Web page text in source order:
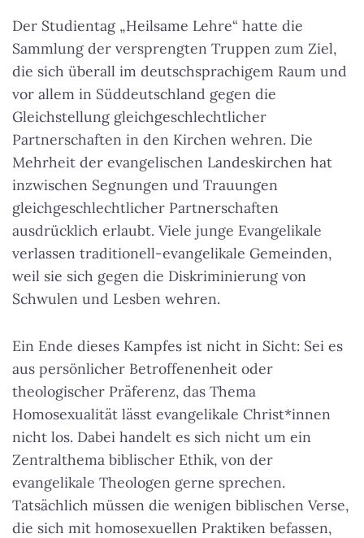
Der Studientag „Heilsame Lehre“ hatte die
Sammlung der versprengten Truppen zum Ziel,
die sich überall im deutschsprachigem Raum und
vor allem in Süddeutschland gegen die
Gleichstellung gleichgeschlechtlicher
Partnerschaften in den Kirchen wehren. Die
Mehrheit der evangelischen Landeskirchen hat
inzwischen Segnungen und Trauungen
gleichgeschlechtlicher Partnerschaften
ausdrücklich erlaubt. Viele junge Evangelikale
verlassen traditionell-evangelikale Gemeinden,
weil sie sich gegen die Diskriminierung von
Schwulen und Lesben wehren.
Ein Ende dieses Kampfes ist nicht in Sicht: Sei es
aus persönlicher Betroffenenheit oder
theologischer Präferenz, das Thema
Homosexualität lässt evangelikale Christ*innen
nicht los. Dabei handelt es sich nicht um ein
Zentralthema biblischer Ethik, von der
evangelikale Theologen gerne sprechen.
Tatsächlich müssen die wenigen biblischen Verse,
die sich mit homosexuellen Praktiken befassen,